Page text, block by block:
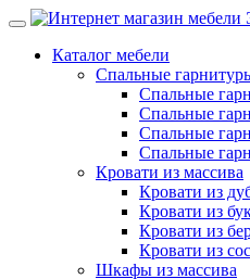
Каталог мебели
Спальные
Спальные
Спальные
Спальные
Спальные
Кровати из массива
Кровати из
Кровати из
Кровати из
Кровати из
Шкафы из массива